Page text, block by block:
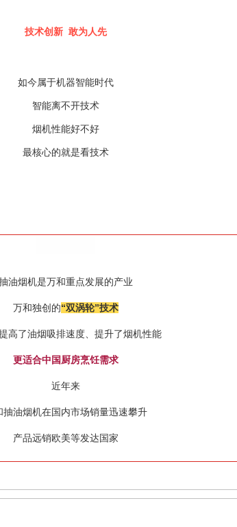
技术创新 敢为人先
如今属于机器智能时代
智能离不开技术
烟机性能好不好
最核心的就是看技术
油烟机是万和重点发展的产业
万和独创的“双涡轮”技术
高了油烟吸排速度、提升了烟机性能
更适合中国厨房烹饪需求
近年来
抽油烟机在国内市场销量迅速攀升
产品远销欧美等发达国家